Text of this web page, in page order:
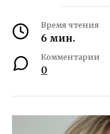
Время чтения
6 мин.
Комментарии
0